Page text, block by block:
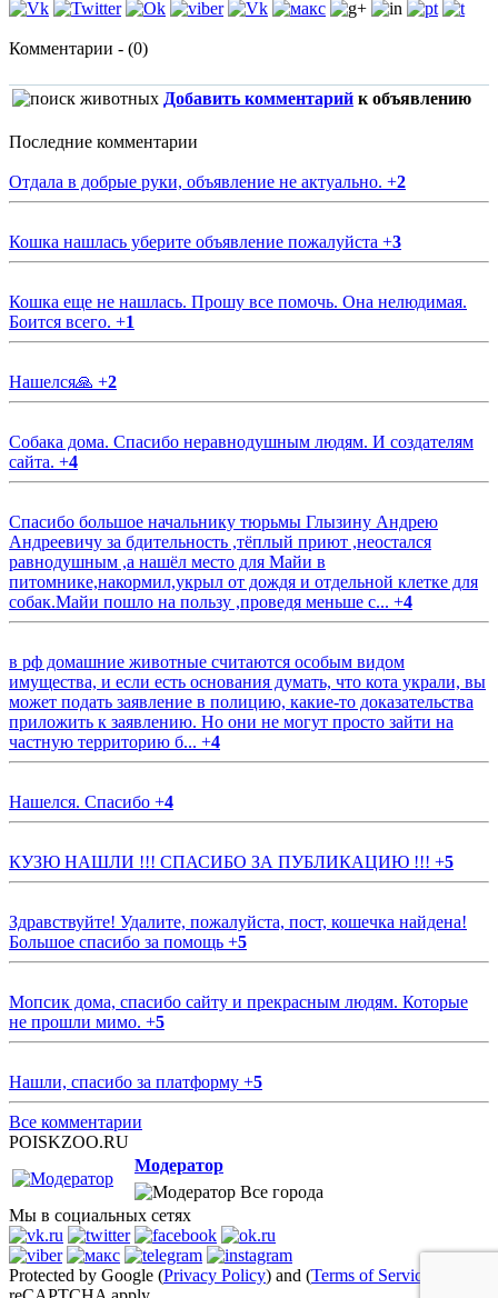
Комментарии - (0)
Добавить комментарий к объявлению
Последние комментарии
Отдала в добрые руки, объявление не актуально. +2
Кошка нашлась уберите объявление пожалуйста +3
Кошка еще не нашлась. Прошу все помочь. Она нелюдимая.
Боится всего. +1
Нашелся🙏 +2
Собака дома. Спасибо неравнодушным людям. И создателям
сайта. +4
Спасибо большое начальнику тюрьмы Глызину Андрею
Андреевичу за бдительность ,тёплый приют ,неостался
равнодушным ,а нашёл место для Майи в
питомнике,накормил,укрыл от дождя и отдельной клетке для
собак.Майи пошло на пользу ,проведя меньше с... +4
в рф домашние животные считаются особым видом
имущества, и если есть основания думать, что кота украли, вы
может подать заявление в полицию, какие-то доказательства
приложить к заявлению. Но они не могут просто зайти на
частную территорию б... +4
Нашелся. Спасибо +4
КУЗЮ НАШЛИ !!! СПАСИБО ЗА ПУБЛИКАЦИЮ !!! +5
Здравствуйте! Удалите, пожалуйста, пост, кошечка найдена!
Большое спасибо за помощь +5
Мопсик дома, спасибо сайту и прекрасным людям. Которые
не прошли мимо. +5
Нашли, спасибо за платформу +5
Все комментарии
POISKZOO.RU
Модератор
Все города
Мы в социальных сетях
Protected by Google (Privacy Policy) and (Terms of Service